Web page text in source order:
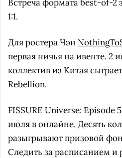
Встреча формата best-of-2
1:1.
Для ростера Чэн
первая ничья на ивенте. 2
коллектив из Китая
Rebellion.
FISSURE Universe: Episode
июля в онлайне. Десять
разыгрывают призовой
Следить за расписанием и